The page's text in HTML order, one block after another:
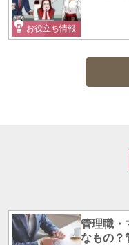
お役立ち情報
管理職・
なもの？